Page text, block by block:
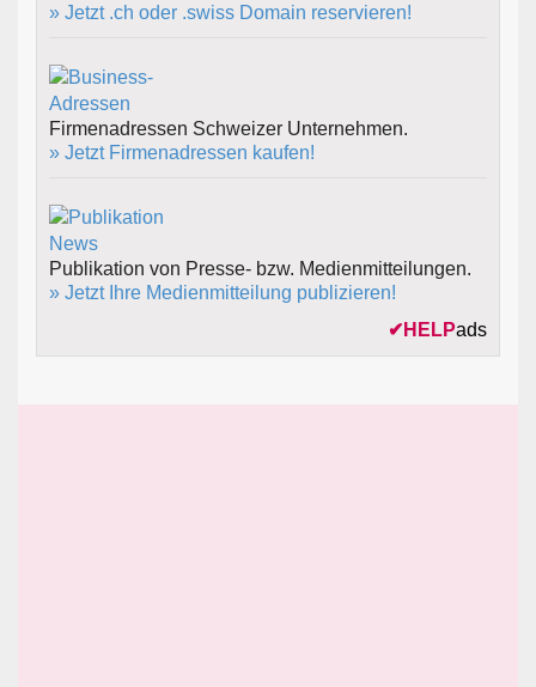
» Jetzt .ch oder .swiss Domain reservieren!
Firmenadressen Schweizer Unternehmen.
» Jetzt Firmenadressen kaufen!
Publikation von Presse- bzw. Medienmitteilungen.
» Jetzt Ihre Medienmitteilung publizieren!
✔ HELPads